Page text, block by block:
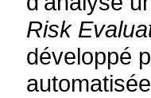
Risk
développé